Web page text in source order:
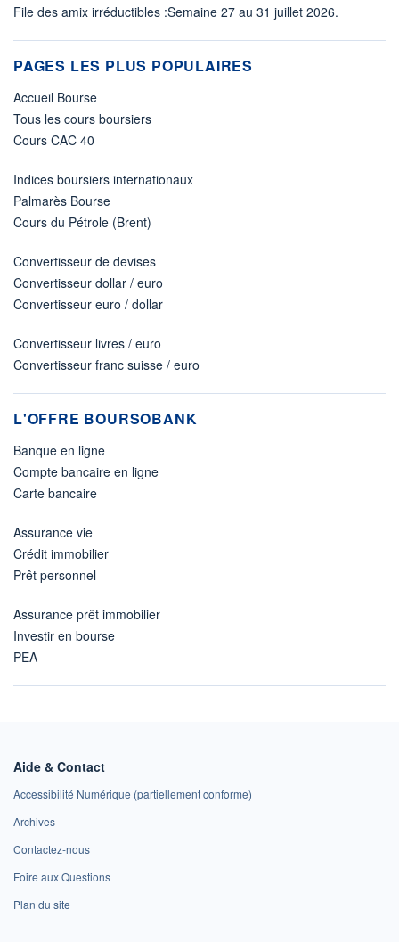
File des amix irréductibles :Semaine 27 au 31 juillet 2026.
PAGES LES PLUS POPULAIRES
Accueil Bourse
Tous les cours boursiers
Cours CAC 40
Indices boursiers internationaux
Palmarès Bourse
Cours du Pétrole (Brent)
Convertisseur de devises
Convertisseur dollar / euro
Convertisseur euro / dollar
Convertisseur livres / euro
Convertisseur franc suisse / euro
L'OFFRE BOURSOBANK
Banque en ligne
Compte bancaire en ligne
Carte bancaire
Assurance vie
Crédit immobilier
Prêt personnel
Assurance prêt immobilier
Investir en bourse
PEA
Aide & Contact
Accessibilité Numérique (partiellement conforme)
Archives
Contactez-nous
Foire aux Questions
Plan du site